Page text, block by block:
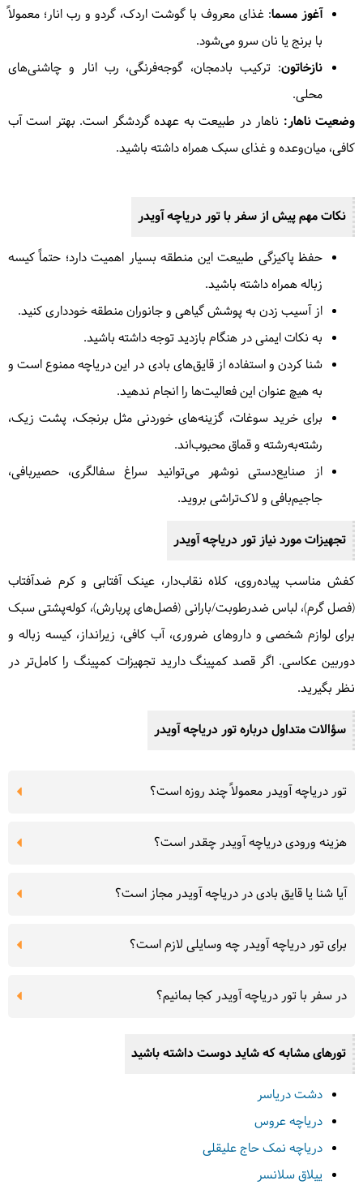
آغوز مسما: غذای معروف با گوشت اردک، گردو و رب انار؛ معمولاً
با برنج یا نان سرو می‌شود.
نازخاتون: ترکیب بادمجان، گوجه‌فرنگی، رب انار و چاشنی‌های
محلی.
وضعیت ناهار: ناهار در طبیعت به عهده گردشگر است. بهتر است آب
کافی، میان‌وعده و غذای سبک همراه داشته باشید.
نکات مهم پیش از سفر با تور دریاچه آویدر
حفظ پاکیزگی طبیعت این منطقه بسیار اهمیت دارد؛ حتماً کیسه
زباله همراه داشته باشید.
از آسیب زدن به پوشش گیاهی و جانوران منطقه خودداری کنید.
به نکات ایمنی در هنگام بازدید توجه داشته باشید.
شنا کردن و استفاده از قایق‌های بادی در این دریاچه ممنوع است و
به هیچ عنوان این فعالیت‌ها را انجام ندهید.
برای خرید سوغات، گزینه‌های خوردنی مثل برنجک، پشت زیک،
رشته‌به‌رشته و قماق محبوب‌اند.
از صنایع‌دستی نوشهر می‌توانید سراغ سفالگری، حصیربافی،
جاجیم‌بافی و لاک‌تراشی بروید.
تجهیزات مورد نیاز تور دریاچه آویدر
کفش مناسب پیاده‌روی، کلاه نقاب‌دار، عینک آفتابی و کرم ضدآفتاب
(فصل گرم)، لباس ضدرطوبت/بارانی (فصل‌های پربارش)، کوله‌پشتی سبک
برای لوازم شخصی و داروهای ضروری، آب کافی، زیرانداز، کیسه زباله و
دوربین عکاسی. اگر قصد کمپینگ دارید تجهیزات کمپینگ را کامل‌تر در
نظر بگیرید.
سؤالات متداول درباره تور دریاچه آویدر
تور دریاچه آویدر معمولاً چند روزه است؟
هزینه ورودی دریاچه آویدر چقدر است؟
آیا شنا یا قایق بادی در دریاچه آویدر مجاز است؟
برای تور دریاچه آویدر چه وسایلی لازم است؟
در سفر با تور دریاچه آویدر کجا بمانیم؟
تورهای مشابه که شاید دوست داشته باشید
دشت دریاسر
دریاچه عروس
دریاچه نمک حاج علیقلی
ییلاق سلانسر